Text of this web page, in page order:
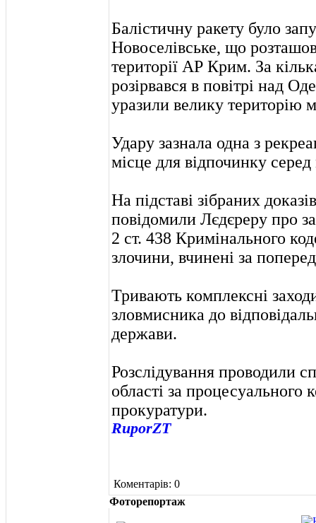
Балістичну ракету було
Новоселівське, що
території АР Крим. За
розірвався в повітрі над
уразили велику територію
Удару зазнала одна з
місце для відпочинку
На підставі зібраних
повідомили Лєдєреру про
2 ст. 438 Кримінального
злочини, вчинені за
Тривають комплексні
зловмисника до
держави.
Розслідування проводили
області за процесуального
прокуратури.
RuporZT
Коментарів: 0
Фоторепортаж